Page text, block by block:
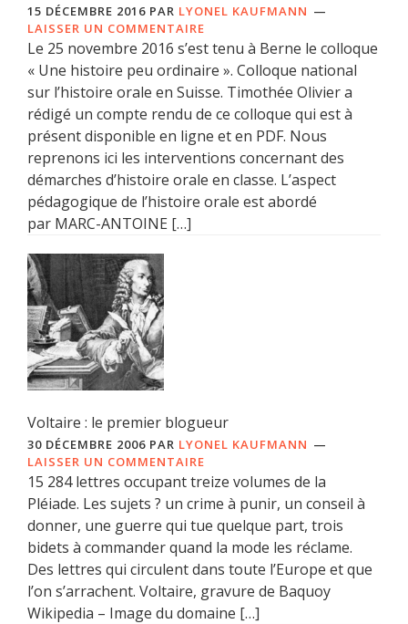
15 DÉCEMBRE 2016 PAR LYONEL KAUFMANN
LAISSER UN COMMENTAIRE
Le 25 novembre 2016 s’est tenu à Berne le colloque
« Une histoire peu ordinaire ». Colloque national
sur l’histoire orale en Suisse. Timothée Olivier a
rédigé un compte rendu de ce colloque qui est à
présent disponible en ligne et en PDF. Nous
reprenons ici les interventions concernant des
démarches d’histoire orale en classe. L’aspect
pédagogique de l’histoire orale est abordé
par MARC-ANTOINE […]
Voltaire : le premier blogueur
30 DÉCEMBRE 2006 PAR LYONEL KAUFMANN
LAISSER UN COMMENTAIRE
15 284 lettres occupant treize volumes de la
Pléiade. Les sujets ? un crime à punir, un conseil à
donner, une guerre qui tue quelque part, trois
bidets à commander quand la mode les réclame.
Des lettres qui circulent dans toute l’Europe et que
l’on s’arrachent. Voltaire, gravure de Baquoy
Wikipedia – Image du domaine […]